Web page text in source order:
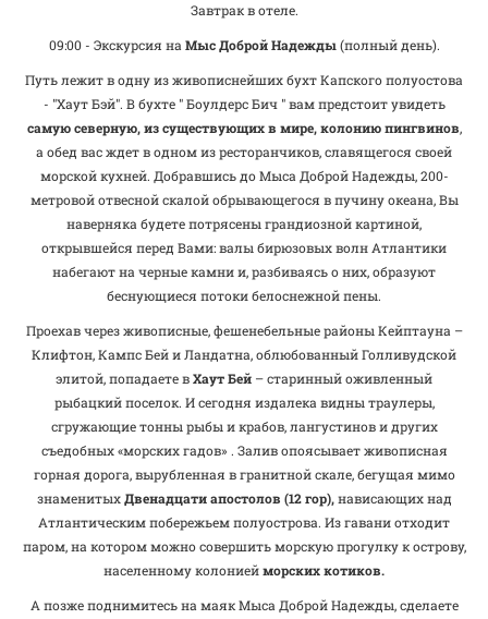
Завтрак в отеле.
09:00 - Экскурсия на Мыс Доброй Надежды (полный день).
Путь лежит в одну из живописнейших бухт Капского полуостова
- "Хаут Бэй". В бухте " Боулдерс Бич " вам предстоит увидеть
самую северную, из существующих в мире, колонию пингвинов,
а обед вас ждет в одном из ресторанчиков, славящегося своей
морской кухней. Добравшись до Мыса Доброй Надежды, 200-
метровой отвесной скалой обрывающегося в пучину океана, Вы
наверняка будете потрясены грандиозной картиной,
открывшейся перед Вами: валы бирюзовых волн Атлантики
набегают на черные камни и, разбиваясь о них, образуют
беснующиеся потоки белоснежной пены.
Проехав через живописные, фешенебельные районы Кейптауна –
Клифтон, Кампс Бей и Ландатна, облюбованный Голливудской
элитой, попадаете вХaут Бей – старинный оживленный
рыбацкий поселок. И сегодня издалека видны траулеры,
сгружающие тонны рыбы и крабов, лангустинов и других
съедобных «морских гадов» . Залив опоясывает живописная
горная дорога, вырубленная в гранитной скале, бегущая мимо
знаменитыхДвенадцати апостолов (12 гор),нависающих над
Атлантическим побережьем полуострова. Из гавани отходит
паром, на котором можно совершить морскую прогулку к острову,
населенному колониейморских котиков.
А позже поднимитесь на маяк Мыса Доброй Надежды, сделаете